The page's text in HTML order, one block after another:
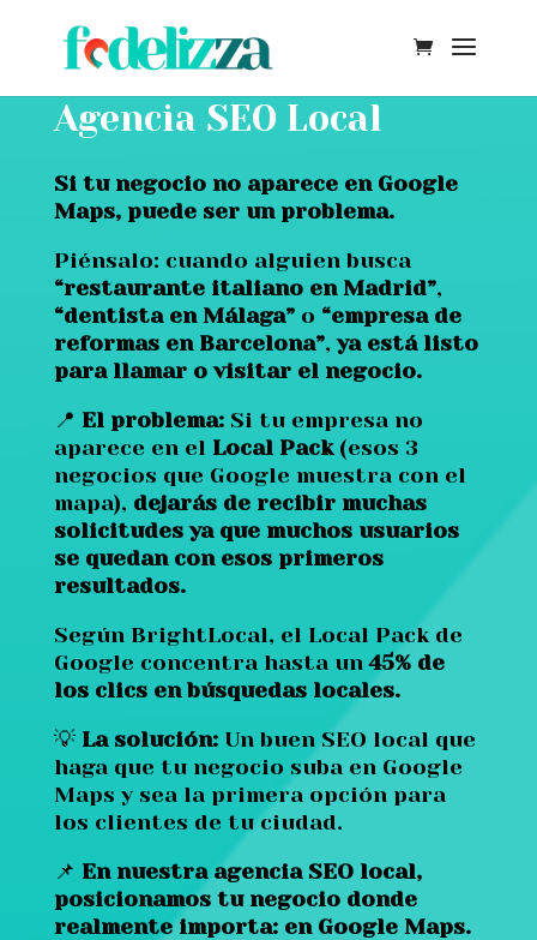
Agencia SEO Local
Si tu negocio no aparece en Google
Maps, puede ser un problema.
Piénsalo: cuando alguien busca
“restaurante italiano en Madrid”,
“dentista en Málaga”o “empresa de
reformas en Barcelona”,ya está listo
para llamar o visitar el negocio.
📍 El problema:Si tu empresa no
aparece en el Local Pack(esos 3
negocios que Google muestra con el
mapa), dejarás de recibir muchas
solicitudes ya que muchos usuarios
se quedan con esos primeros
resultados.
Según BrightLocal, el Local Pack de
Google concentra hasta un45% de
los clics en búsquedas locales.
💡 La solución:Un buen SEO local que
haga que tu negocio suba en Google
Maps y sea la primera opción para
los clientes de tu ciudad.
📌 En nuestra agencia SEO local,
posicionamos tu negocio donde
realmente importa: en Google Maps.